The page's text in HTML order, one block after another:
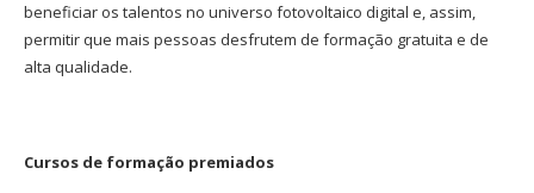
beneficiar os talentos no universo fotovoltaico digital e, assim,
permitir que mais pessoas desfrutem de formação gratuita e de
alta qualidade.
Cursos de formação premiados